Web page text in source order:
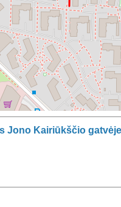
Jono Kairiūkščio gatvėje